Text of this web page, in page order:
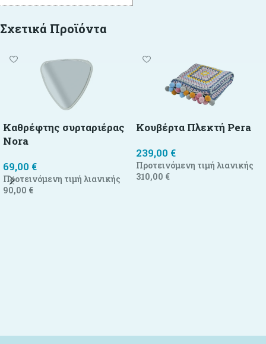
Σχετικά Προϊόντα
Καθρέφτης συρταριέρας
Nora
69,00 €
Προτεινόμενη τιμή λιανικής
90,00 €
Κουβέρτα Πλεκτή Pera
239,00 €
Προτεινόμενη τιμή λιανικής
310,00 €